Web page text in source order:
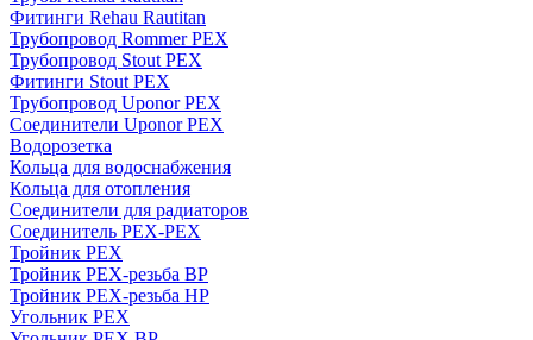
Фитинги Rehau Rautitan
Трубопровод Rommer PEX
Трубопровод Stout PEX
Фитинги Stout PEX
Трубопровод Uponor PEX
Соединители Uponor PEX
Водорозетка
Кольца для водоснабжения
Кольца для отопления
Соединители для радиаторов
Соединитель PEX-PEX
Тройник PEX
Тройник PEX-резьба ВР
Тройник PEX-резьба НР
Угольник PEX